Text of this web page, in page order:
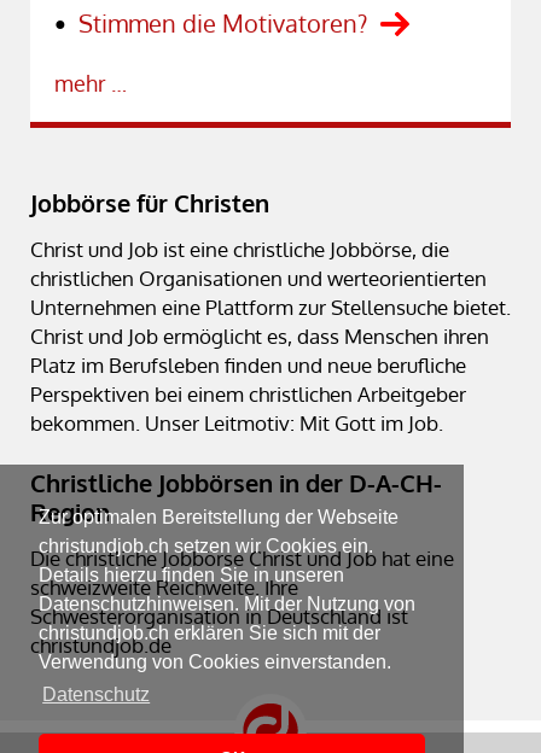
Zur optimalen Bereitstellung der Webseite
christundjob.ch setzen wir Cookies ein.
Details hierzu finden Sie in unseren
Datenschutzhinweisen. Mit der Nutzung von
christundjob.ch erklären Sie sich mit der
Verwendung von Cookies einverstanden.
Datenschutz
Stimmen die Motivatoren?
mehr …
Jobbörse für Christen
Christ und Job ist eine christliche Jobbörse, die
christlichen Organisationen und werteorientierten
Unternehmen eine Plattform zur Stellensuche bietet.
Christ und Job ermöglicht es, dass Menschen ihren
Platz im Berufsleben finden und neue berufliche
Perspektiven bei einem christlichen Arbeitgeber
bekommen. Unser Leitmotiv: Mit Gott im Job.
Christliche Jobbörsen in der D-A-CH-
Region
Die christliche Jobbörse Christ und Job hat eine
schweizweite Reichweite. Ihre
Schwesterorganisation in Deutschland ist
christundjob.de